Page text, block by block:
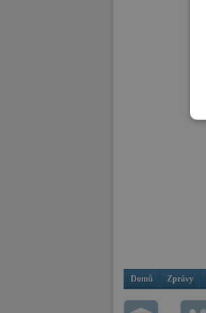
Domů Zprávy